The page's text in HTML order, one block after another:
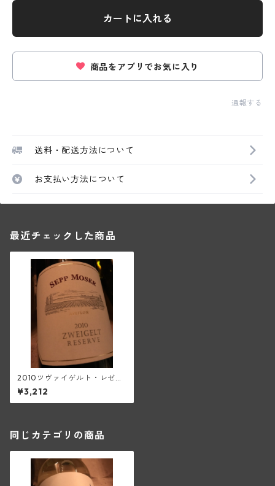
カートに入れる
商品をアプリでお気に入り
通報する
送料・配送方法について
お支払い方法について
最近チェックした商品
2010ツヴァイゲルト・レゼル
ヴェ(セップ・モーザ―)
¥3,212
同じカテゴリの商品